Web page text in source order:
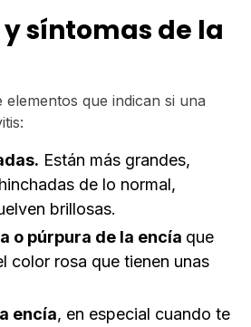
y síntomas de la
elementos que indican si una
Están más grandes,
de lo normal,
brillosas.
o púrpura de la encía que
color rosa que tienen unas
encía, en especial cuando te